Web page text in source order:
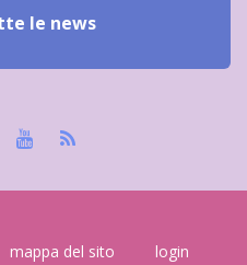
le news
mappa del sito login